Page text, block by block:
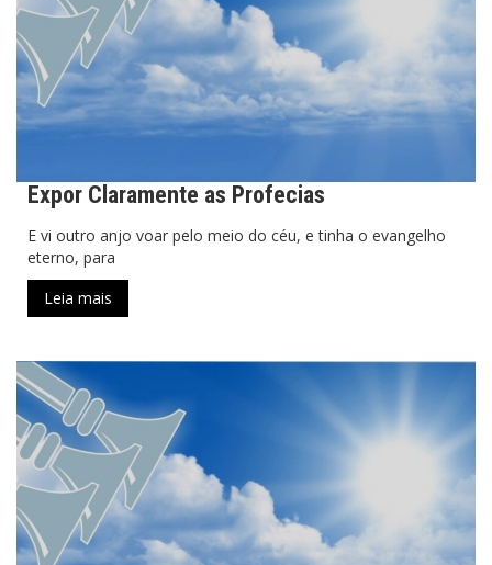
Expor Claramente as Profecias
E vi outro anjo voar pelo meio do céu, e tinha o evangelho
eterno, para
Leia mais